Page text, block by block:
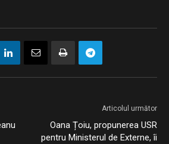
Articolul următor
Oana Țoiu, propunerea USR
pentru Ministerul de Externe, îi